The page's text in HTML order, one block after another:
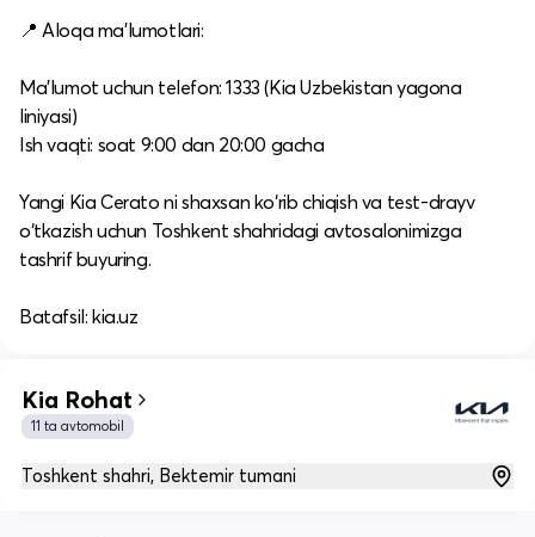
📍 Aloqa ma’lumotlari:
Ma’lumot uchun telefon: 1333 (Kia Uzbekistan yagona
liniyasi)
Ish vaqti: soat 9:00 dan 20:00 gacha​
Yangi Kia Cerato ni shaxsan ko‘rib chiqish va test-drayv
o‘tkazish uchun Toshkent shahridagi avtosalonimizga
tashrif buyuring.​
Batafsil: kia.uz
Kia Rohat
11 ta avtomobil
Toshkent shahri, Bektemir tumani